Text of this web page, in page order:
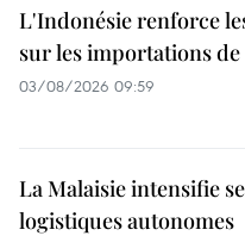
L'Indonésie renforce
sur les importations
03/08/2026 09:59
La Malaisie intensifie
logistiques autonomes